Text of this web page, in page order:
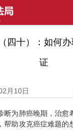
政务资讯
四十）：如何
证
月10日
为肺癌晚期，治愈
帮助攻克癌症难题的